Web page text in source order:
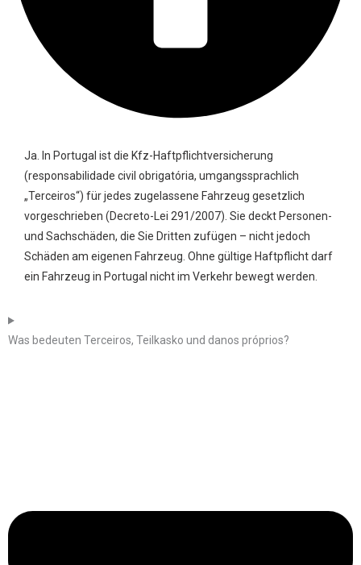
Ja. In Portugal ist die Kfz-Haftpflichtversicherung
(responsabilidade civil obrigatória, umgangssprachlich
„Terceiros“) für jedes zugelassene Fahrzeug gesetzlich
vorgeschrieben (Decreto-Lei 291/2007). Sie deckt Personen-
und Sachschäden, die Sie Dritten zufügen – nicht jedoch
Schäden am eigenen Fahrzeug. Ohne gültige Haftpflicht darf
ein Fahrzeug in Portugal nicht im Verkehr bewegt werden.
Was bedeuten Terceiros, Teilkasko und danos próprios?